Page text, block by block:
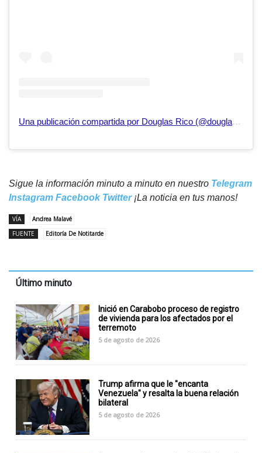
Una publicación compartida por Douglas Rico (@douglasricovzla)
Sigue la información minuto a minuto en nuestro Telegram
Instagram Facebook Twitter¡La noticia en tus manos!
VÍA
Andrea Malavé
FUENTE
Editoría De Notitarde
Último minuto
Inició en Carabobo proceso de registro
de vivienda para los afectados por el
terremoto
5 de agosto de 2026
Trump afirma que le "encanta
Venezuela" y resalta la buena relación
bilateral
5 de agosto de 2026